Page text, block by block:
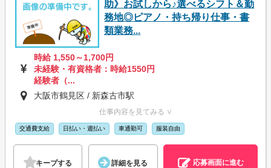
助》お試しから♪選べるシフト＆勤
務地◎ピアノ・持ち帰り仕事・書
類業務...
時給 1,550～1,700円
未経験・有資格者：時給1550円
経験者（...
大阪市鶴見区 / 新森古市駅
仕事内容を見てみる ∨
交通費支給 日払い・週払い 車通勤可 服装自由
キープする 詳細を見る 応募画面に進む